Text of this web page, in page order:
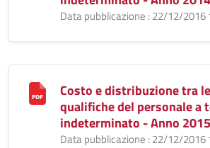
Data pubblicazione : 22/12/2016
Costo e distribuzione tra
qualifiche del personale a
indeterminato - Anno 2015
Data pubblicazione : 22/12/2016